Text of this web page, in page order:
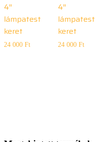
4″
lámpatest
keret
24 000 Ft
4″
lámpatest
keret
24 000 Ft